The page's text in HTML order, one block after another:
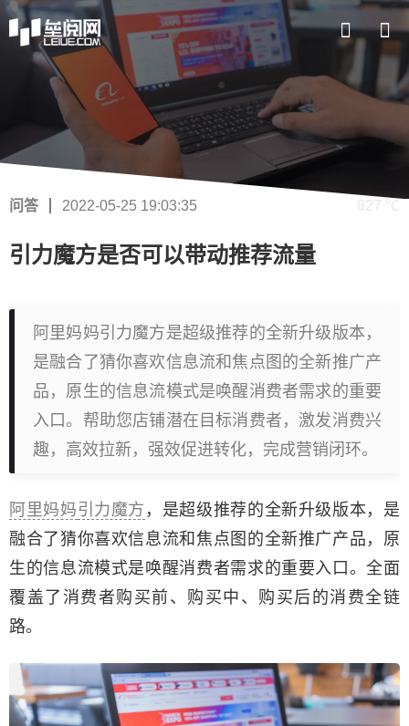
问答 2022-05-25 19:03:35 827 ℃
引力魔方是否可以带动推荐流量
阿里妈妈引力魔方是超级推荐的全新升级版本，
是融合了猜你喜欢信息流和焦点图的全新推广产
品，原生的信息流模式是唤醒消费者需求的重要
入口。帮助您店铺潜在目标消费者，激发消费兴
趣，高效拉新，强效促进转化，完成营销闭环。
阿里妈妈引力魔方 ，是超级推荐的全新升级版本，是
融合了猜你喜欢信息流和焦点图的全新推广产品，原
生的信息流模式是唤醒消费者需求的重要入口。全面
覆盖了消费者购买前、购买中、购买后的消费全链
路。